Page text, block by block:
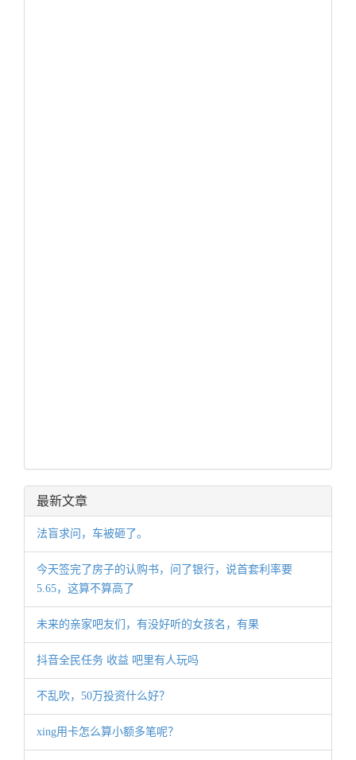
最新文章
法盲求问，车被砸了。
今天签完了房子的认购书，问了银行，说首套利率要
5.65，这算不算高了
未来的亲家吧友们，有没好听的女孩名，有果
抖音全民任务 收益 吧里有人玩吗
不乱吹，50万投资什么好？
xing用卡怎么算小额多笔呢？